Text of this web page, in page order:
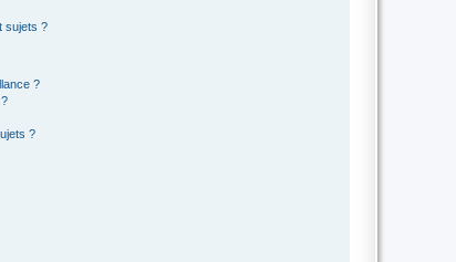
sujets ?
?
?